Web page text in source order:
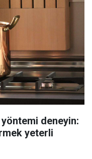
deneyin:
yeterli